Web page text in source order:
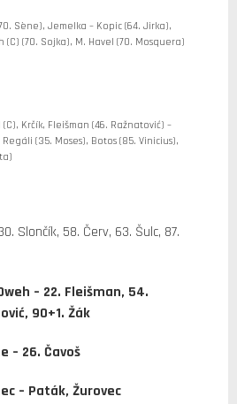
Sène), Jemelka – Kopic (64. Jirka),
(C) (70. Sojka), M. Havel (70. Mosquera)
Krčík, Fleišman (46. Ražnatović) –
Regáli (35. Moses), Botos (85. Vinicius),
Slončík, 58. Červ, 63. Šulc, 87.
– 22. Fleišman, 54.
90+1. Žák
– 26. Čavoš
– Paták, Žurovec